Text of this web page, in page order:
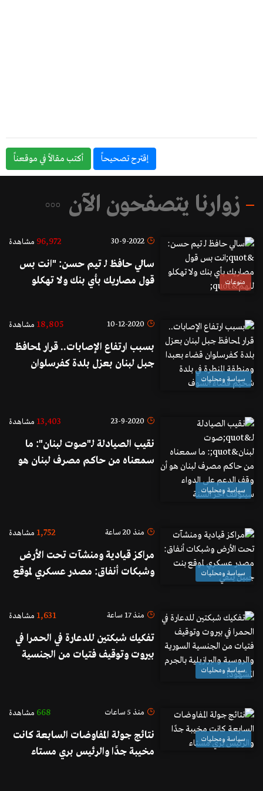
إقترح تصحيحاً أكتب مقالاً في موقعناً
زوارنا يتصفحون الآن
منوعات
30-9-2022
96,972 مشاهدة
سالي حافظ لـ تيم حسن: "انت بس
قول مصاريك بأي بنك ولا تهكلو
سياسة ومحليات
10-12-2020
18,805 مشاهدة
بسبب ارتفاع الإصابات.. قرار لمحافظ
جبل لبنان بعزل بلدة كفرسلوان
سياسة ومحليات
23-9-2020
13,403 مشاهدة
نقيب الصيادلة لـ"صوت لبنان": ما
سمعناه من حاكم مصرف لبنان هو
سياسة ومحليات
منذ 20 ساعة 1,752 مشاهدة
مراكز قيادية ومنشآت تحت الأرض
وشبكات أنفاق: مصدر عسكري لموقع
سياسة ومحليات
منذ 17 ساعة 1,631 مشاهدة
تفكيك شبكتين للدعارة في الحمرا في
بيروت وتوقيف فتيات من الجنسية
سياسة ومحليات
منذ 5 ساعات 668 مشاهدة
نتائج جولة المفاوضات السابعة كانت
مخيبة جدًا والرئيس بري مستاء